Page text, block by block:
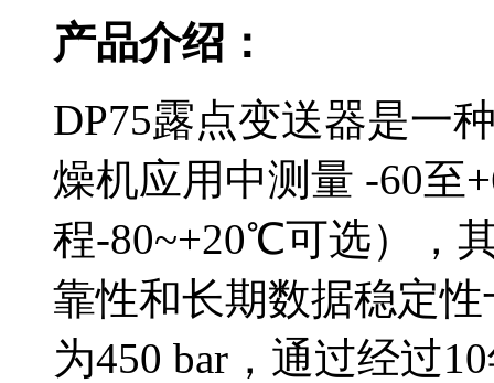
产品介绍：
DP75露点变送器是一
燥机应用中测量 -60至
程-80~+20℃可选），
靠性和长期数据稳
为450 bar，通过经过